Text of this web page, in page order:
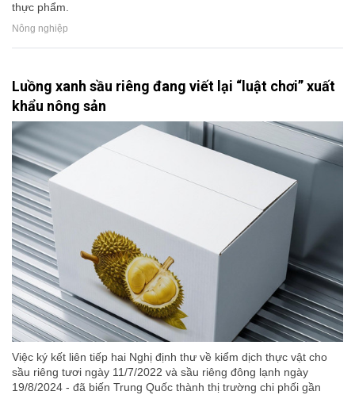
thực phẩm.
Nông nghiệp
Luồng xanh sầu riêng đang viết lại “luật chơi” xuất
khẩu nông sản
Việc ký kết liên tiếp hai Nghị định thư về kiểm dịch thực vật cho
sầu riêng tươi ngày 11/7/2022 và sầu riêng đông lạnh ngày
19/8/2024 - đã biến Trung Quốc thành thị trường chi phối gần